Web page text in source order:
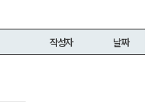
작성자 날짜